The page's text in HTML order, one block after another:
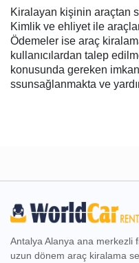
Kiralayan kişinin araçtan
Kimlik ve ehliyet ile
Ödemeler ise araç
kullanıcılardan talep
konusunda gereken
ssunsağlanmakta ve
Antalya Alanya ana merkezli
uzun dönem araç kiralama